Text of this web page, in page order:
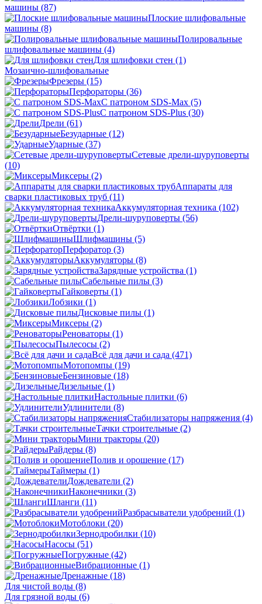
машины (87)
Плоские шлифовальные
машины (8)
Полировальные
шлифовальные машины (4)
Для шлифовки стен (1)
Мозаично-шлифовальные
Фрезеры (15)
Перфораторы (36)
С патроном SDS-Max (5)
С патроном SDS-Plus (30)
Дрели (61)
Безударные (12)
Ударные (37)
Сетевые дрели-шуруповерты
(10)
Миксеры (2)
Аппараты для
сварки пластиковых труб (11)
Аккумуляторная техника (102)
Дрели-шуруповерты (56)
Отвёртки (1)
Шлифмашины (5)
Перфоратор (3)
Аккумуляторы (8)
Зарядные устройства (1)
Сабельные пилы (3)
Гайковерты (1)
Лобзики (1)
Дисковые пилы (1)
Миксеры (2)
Реноваторы (1)
Пылесосы (2)
Всё для дачи и сада (471)
Мотопомпы (19)
Бензиновые (18)
Дизельные (1)
Настольные плитки (6)
Удлинители (8)
Стабилизаторы напряжения (4)
Тачки строительные (2)
Мини тракторы (20)
Райдеры (8)
Полив и орошение (17)
Таймеры (1)
Дождеватели (2)
Наконечники (3)
Шланги (11)
Разбрасыватели удобрений (1)
Мотоблоки (20)
Зернодробилки (10)
Насосы (51)
Погружные (42)
Вибрационные (1)
Дренажные (18)
Для чистой воды (8)
Для грязной воды (6)